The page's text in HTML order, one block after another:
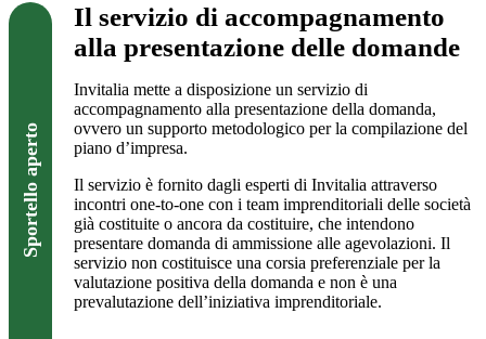
Sportello aperto
Il servizio di accompagnamento
alla presentazione delle domande
Invitalia mette a disposizione un servizio di
accompagnamento alla presentazione della domanda,
ovvero un supporto metodologico per la compilazione del
piano d’impresa.
Il servizio è fornito dagli esperti di Invitalia attraverso
incontri one-to-one con i team imprenditoriali delle società
già costituite o ancora da costituire, che intendono
presentare domanda di ammissione alle agevolazioni. Il
servizio non costituisce una corsia preferenziale per la
valutazione positiva della domanda e non è una
prevalutazione dell’iniziativa imprenditoriale.